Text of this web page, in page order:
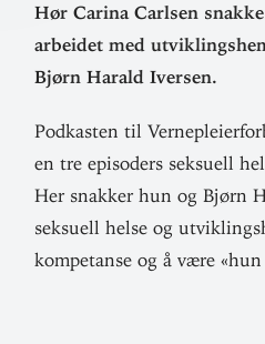
Hør Carina Carlsen
arbeidet med
Bjørn Harald Iversen.
Podkasten til
en tre epi­soders sek­suell
Her snakker hun og Bjørn
sek­suell helse og
kom­pe­tanse og å være